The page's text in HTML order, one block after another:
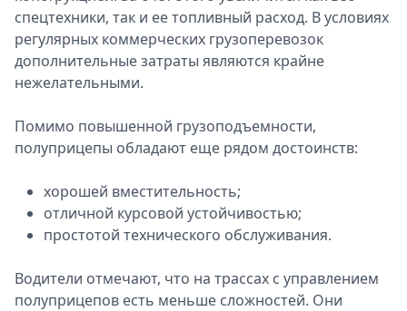
спецтехники, так и ее топливный расход. В условиях
регулярных коммерческих грузоперевозок
дополнительные затраты являются крайне
нежелательными.
Помимо повышенной грузоподъемности,
полуприцепы обладают еще рядом достоинств:
хорошей вместительность;
отличной курсовой устойчивостью;
простотой технического обслуживания.
Водители отмечают, что на трассах с управлением
полуприцепов есть меньше сложностей. Они